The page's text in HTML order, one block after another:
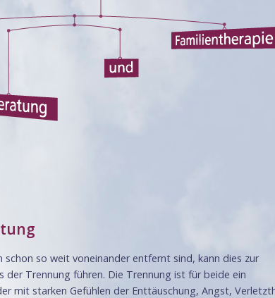
schon so weit voneinander entfernt sind, kann dies zur
der Trennung führen. Die Trennung ist für beide ein
mit starken Gefühlen der Enttäuschung, Angst,